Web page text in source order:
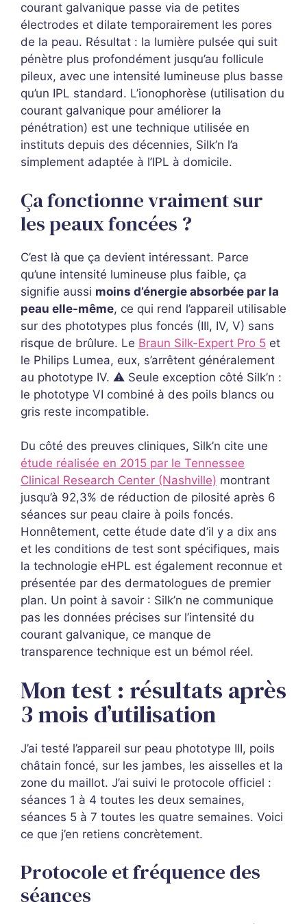
courant galvanique passe via de petites
électrodes et dilate temporairement les pores
de la peau. Résultat : la lumière pulsée qui suit
pénètre plus profondément jusqu’au follicule
pileux, avec une intensité lumineuse plus basse
qu’un IPL standard. L’ionophorèse (utilisation du
courant galvanique pour améliorer la
pénétration) est une technique utilisée en
instituts depuis des décennies, Silk’n l’a
simplement adaptée à l’IPL à domicile.
Ça fonctionne vraiment sur
les peaux foncées ?
C’est là que ça devient intéressant. Parce
qu’une intensité lumineuse plus faible, ça
signifie aussi moins d’énergie absorbée par la
peau elle-même, ce qui rend l’appareil utilisable
sur des phototypes plus foncés (III, IV, V) sans
risque de brûlure. Le Braun Silk-Expert Pro 5 et
le Philips Lumea, eux, s’arrêtent généralement
au phototype IV. ⚠️ Seule exception côté Silk’n :
le phototype VI combiné à des poils blancs ou
gris reste incompatible.
Du côté des preuves cliniques, Silk’n cite une
étude réalisée en 2015 par le Tennessee
Clinical Research Center (Nashville) montrant
jusqu’à 92,3% de réduction de pilosité après 6
séances sur peau claire à poils foncés.
Honnêtement, cette étude date d’il y a dix ans
et les conditions de test sont spécifiques, mais
la technologie eHPL est également reconnue et
présentée par des dermatologues de premier
plan. Un point à savoir : Silk’n ne communique
pas les données précises sur l’intensité du
courant galvanique, ce manque de
transparence technique est un bémol réel.
Mon test : résultats après
3 mois d’utilisation
J’ai testé l’appareil sur peau phototype III, poils
châtain foncé, sur les jambes, les aisselles et la
zone du maillot. J’ai suivi le protocole officiel :
séances 1 à 4 toutes les deux semaines,
séances 5 à 7 toutes les quatre semaines. Voici
ce que j’en retiens concrètement.
Protocole et fréquence des
séances